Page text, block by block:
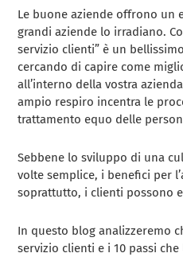
Le buone aziende offrono un
grandi aziende lo irradiano.
servizio clienti” è un
cercando di capire come
all’interno della vostra
ampio respiro incentra le
trattamento equo delle
Sebbene lo sviluppo di una
volte semplice, i benefici per
soprattutto, i clienti possono
In questo blog analizzeremo
servizio clienti e i 10 passi